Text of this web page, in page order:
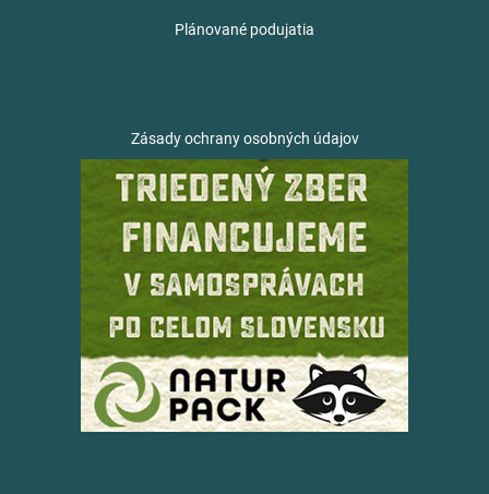
Plánované podujatia
Zásady ochrany osobných údajov